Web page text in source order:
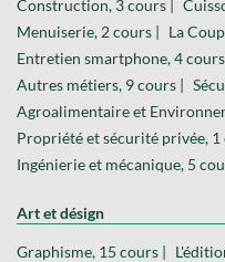
Construction, 3 cours |
Menuiserie, 2 cours | La
Entretien smartphone, 4
Autres métiers, 9 cours |
Agroalimentaire et
Propriété et sécurité privée, 1
Ingénierie et mécanique, 5
Art et désign
Graphisme, 15 cours |